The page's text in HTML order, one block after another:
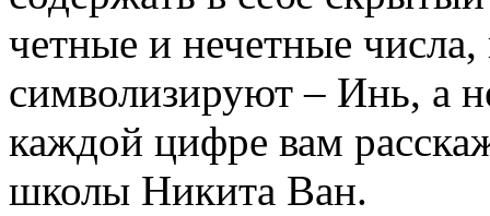
четные и нечетные
символизируют – Инь, а
каждой цифре вам
школы Никита Ван.